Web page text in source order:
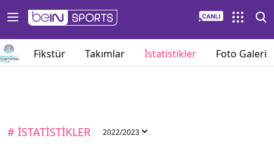
Fikstür Takımlar İstatistikler Foto Galeri
# İSTATİSTİKLER 2022/2023